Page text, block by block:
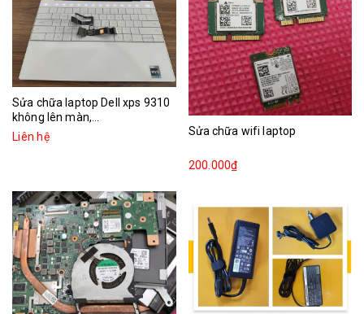
Sửa chữa laptop Dell xps 9310
không lên màn,...
Liên hệ
Sửa chữa wifi laptop
200.000₫